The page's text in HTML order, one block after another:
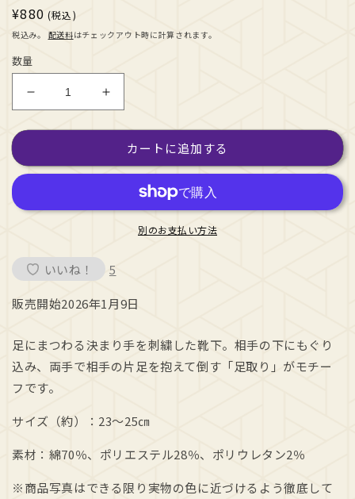
開
く
通
常
価
格
¥880 (税込)
税込み。 配送料はチェックアウト時に計算されます。
数量
く
し
取
の
量
を
減
す
決
く
し
取
の
量
を
す
カートに追加する
別のお支払い方法
いいね！ 5
販売開始2026年1月9日
足にまつわる決まり手を刺繍した靴下。 相手の下にもぐり
込み、両手で相手の片足を抱えて倒す 「足取り」がモチー
フです。
サイズ（約）：23～25㎝
素材：綿70％、ポリエステル28％、ポリウレタン2％
※商品写真はできる限り実物の色に近づけるよう徹底して